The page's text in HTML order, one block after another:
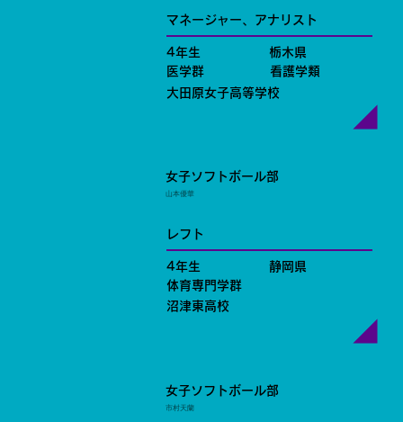
マネージャー、アナリスト
4年生
栃木県
医学群
看護学類
大田原女子高等学校
女子ソフトボール部
山本優華
レフト
4年生
静岡県
体育専門学群
沼津東高校
女子ソフトボール部
市村天蘭